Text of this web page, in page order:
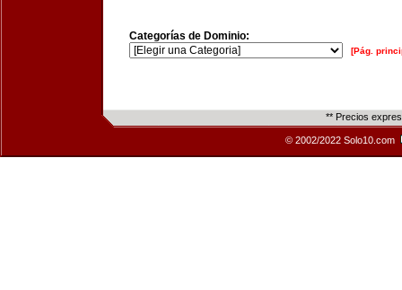
Categorías de Dominio:
[Pág.
** Precios
© 2002/2022 Solo10.com